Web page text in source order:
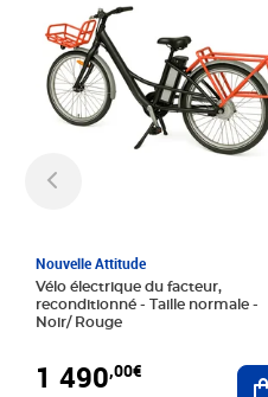
Nouvelle Attitude
Vélo électrique du facteur,
reconditionné - Taille normale -
Noir/ Rouge
1 490,00€